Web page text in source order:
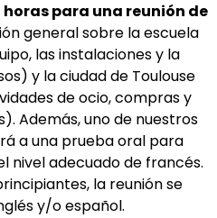
horas para una reunión de
general sobre la escuela
las instalaciones y la
y la ciudad de Toulouse
de ocio, compras y
Además, uno de nuestros
a una prueba oral para
nivel adecuado de francés.
la reunión se
y/o español.